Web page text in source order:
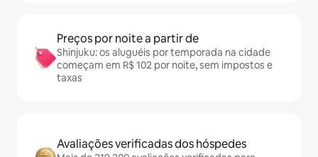
Preços por noite a partir de
Shinjuku: os aluguéis por temporada na cidade
começam em R$ 102 por noite, sem impostos e
taxas
Avaliações verificadas dos hóspedes